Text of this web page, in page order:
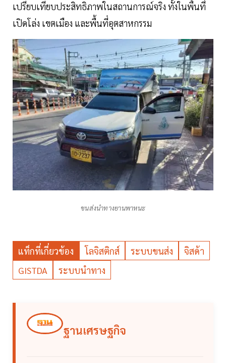
เปรียบเทียบประสิทธิภาพในสถานการณ์จริง ทั้งในพื้นที่
เปิดโล่ง เขตเมือง และพื้นที่อุตสาหกรรม
ขนส่งนำทางยานพาหนะ
แท็กที่เกี่ยวข้อง โลจิสติกส์ ระบบขนส่ง
จิสด้า
GISTDA
ระบบนำทาง
ฐานเศรษฐกิจ